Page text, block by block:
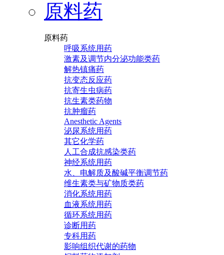
原料药
原料药
呼吸系统用药
激素及调节内分泌功能类药
解热镇痛药
抗变态反应药
抗寄生虫病药
抗生素类药物
抗肿瘤药
Anesthetic Agents
泌尿系统用药
其它化学药
人工合成抗感染类药
神经系统用药
水、电解质及酸碱平衡调节药
维生素类与矿物质类药
消化系统用药
血液系统用药
循环系统用药
诊断用药
专科用药
影响组织代谢的药物